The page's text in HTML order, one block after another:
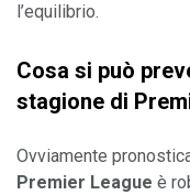
l’equilibrio.
Cosa si può
stagione di
Ovviamente
Premier League è